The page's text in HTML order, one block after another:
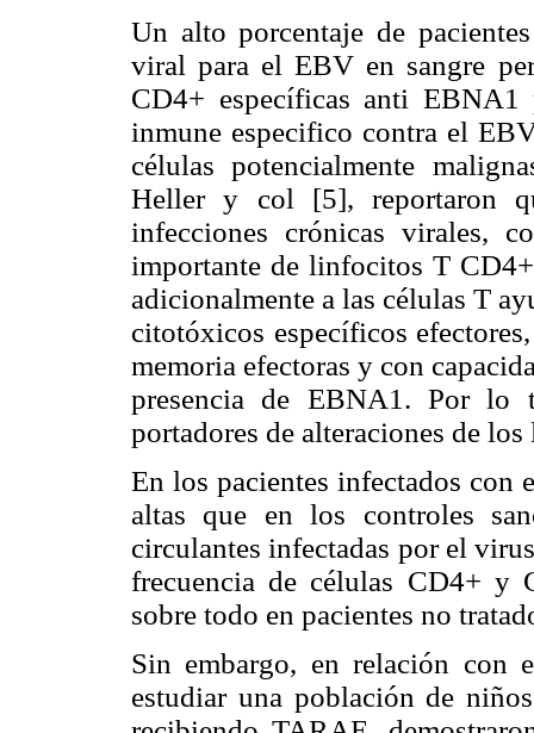
Un alto porcentaje de
viral para el EBV en sangre
CD4+ específicas anti
inmune especifico contra el
células potencialmente
Heller y col [5], reportaron
infecciones crónicas virales,
importante de linfocitos T
adicionalmente a las células T
citotóxicos específicos
memoria efectoras y con
presencia de EBNA1. Por lo
portadores de alteraciones de
En los pacientes infectados con
altas que en los controles
circulantes infectadas por el
frecuencia de células CD4+ y
sobre todo en pacientes no
Sin embargo, en relación
estudiar una población de